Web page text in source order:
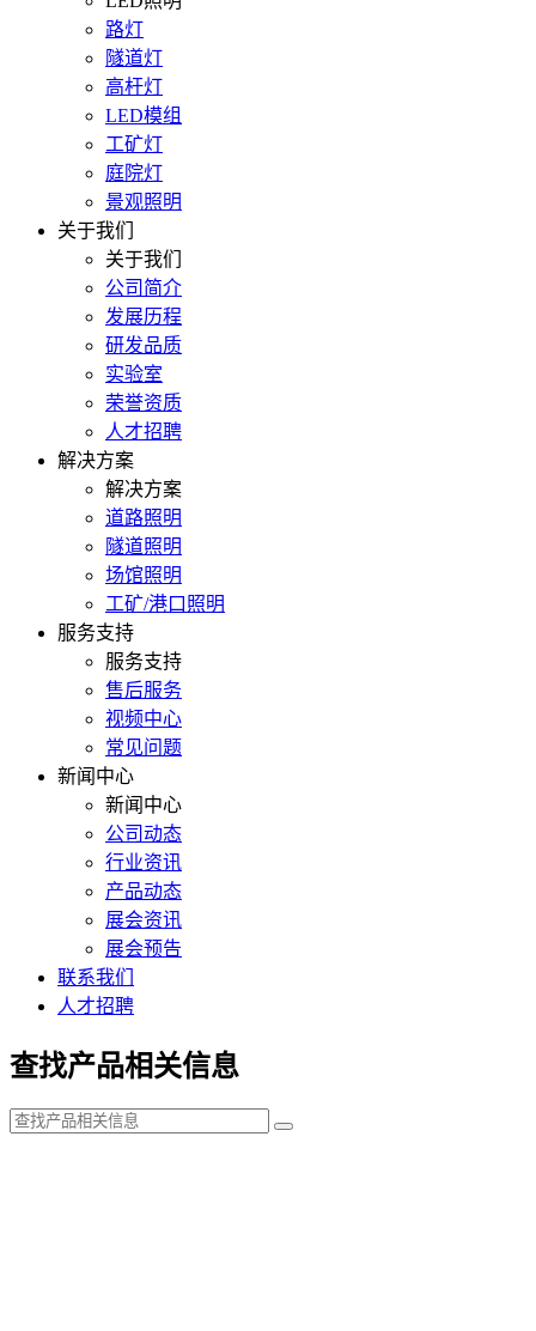
路灯
隧道灯
高杆灯
LED模组
工矿灯
庭院灯
景观照明
关于我们
关于我们
公司简介
发展历程
研发品质
实验室
荣誉资质
人才招聘
解决方案
解决方案
道路照明
隧道照明
场馆照明
工矿/港口照明
服务支持
服务支持
售后服务
视频中心
常见问题
新闻中心
新闻中心
公司动态
行业资讯
产品动态
展会资讯
展会预告
联系我们
人才招聘
查找产品相关信息